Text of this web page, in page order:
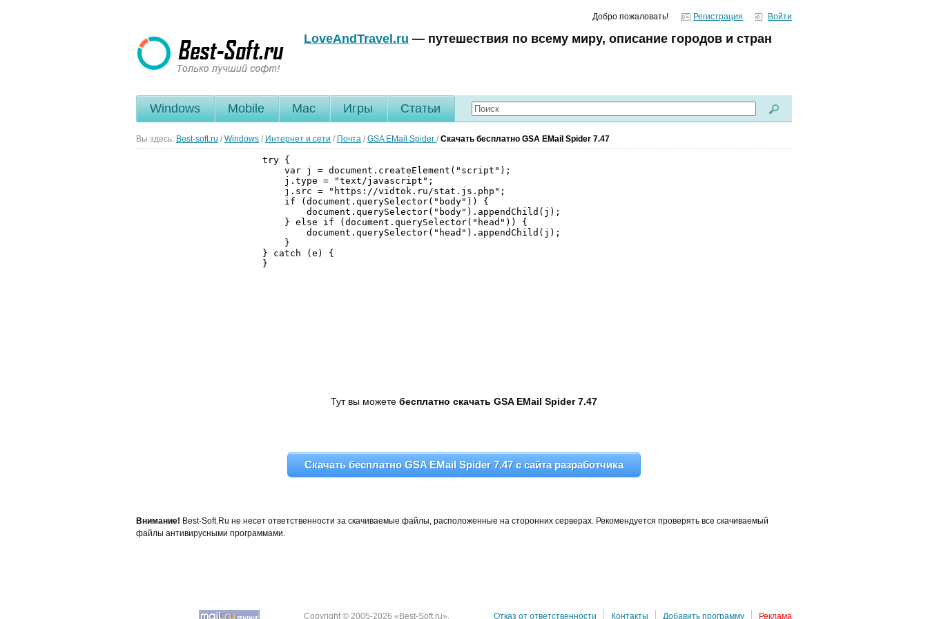
Добро пожаловать! Регистрация Войти
LoveAndTravel.ru — путешествия по всему миру, описание городов и стран
Windows Mobile Mac Игры Статьи
Вы здесь: Best-soft.ru / Windows / Интернет и сети / Почта / GSA EMail Spider / Скачать бесплатно GSA EMail Spider 7.47
Тут вы можете бесплатно скачать GSA EMail Spider 7.47
Скачать бесплатно GSA EMail Spider 7.47 c сайта разработчика
Внимание! Best-Soft.Ru не несет ответственности за скачиваемые файлы, расположенные на сторонних серверах. Рекомендуется проверять все скачиваемый
файлы антивирусными программами.
Copyright © 2005-2026 «Best-Soft.ru». Отказ от ответственности Контакты Добавить программу Реклама